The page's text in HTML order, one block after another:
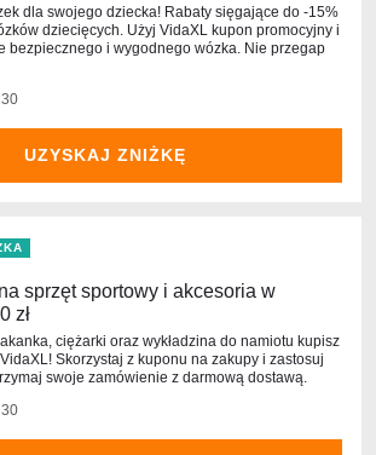
dla swojego dziecka! Rabaty sięgające do -15%
dziecięcych. Użyj VidaXL kupon promocyjny i
bezpiecznego i wygodnego wózka. Nie przegap
UZYSKAJ ZNIŻKĘ
sprzęt sportowy i akcesoria w
zł
ciężarki oraz wykładzina do namiotu kupisz
Skorzystaj z kuponu na zakupy i zastosuj
swoje zamówienie z darmową dostawą.